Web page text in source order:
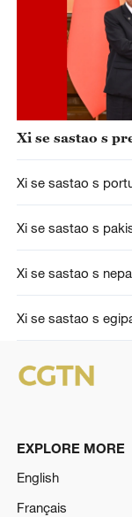
Xi se sastao s
Xi se sastao s
Xi se sastao s
Xi se sastao s
Xi se sastao s
EXPLORE MORE
English
Français